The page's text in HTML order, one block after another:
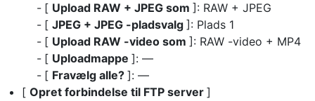
[ Upload RAW + JPEG som ]: RAW + JPEG
[ JPEG + JPEG -pladsvalg ]: Plads 1
[ Upload RAW -video som ]: RAW -video + MP4
[ Uploadmappe ]: —
[ Fravælg alle? ]: —
[ Opret forbindelse til FTP server ]